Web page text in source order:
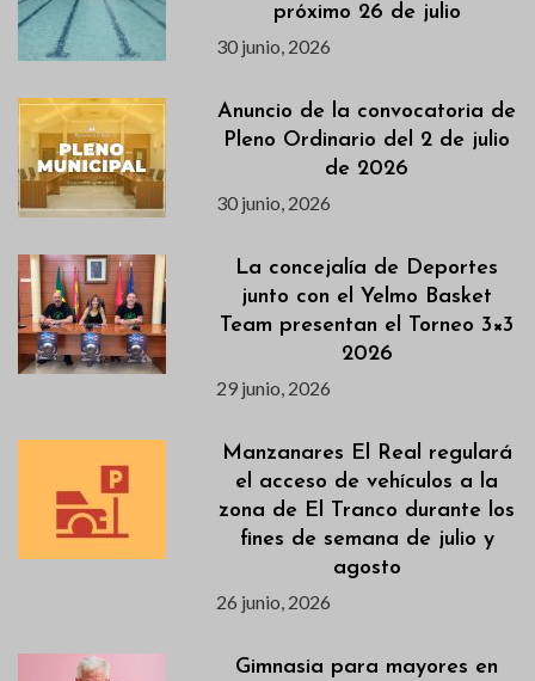
próximo 26 de julio
30 junio, 2026
Anuncio de la convocatoria de
Pleno Ordinario del 2 de julio
de 2026
30 junio, 2026
La concejalía de Deportes
junto con el Yelmo Basket
Team presentan el Torneo 3×3
2026
29 junio, 2026
Manzanares El Real regulará
el acceso de vehículos a la
zona de El Tranco durante los
fines de semana de julio y
agosto
26 junio, 2026
Gimnasia para mayores en